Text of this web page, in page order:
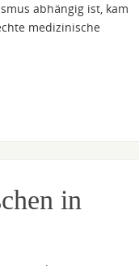
abhängig ist, kam
medizinische
in